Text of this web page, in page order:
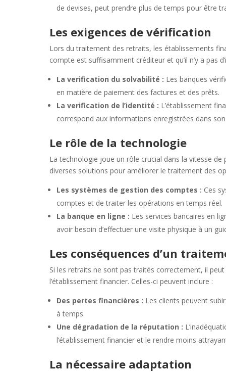
de devises, peut prendre plus de temps pour être
Les exigences de vérification
Lors du traitement des retraits, les établissements
compte est suffisamment créditeur et qu’il n’y a pas
La verification du solvabilité : Les banques
en matière de paiement des factures et des prêts.
La verification de l’identité : L’établissement
correspond aux informations enregistrées dans
Le rôle de la technologie
La technologie joue un rôle crucial dans la vitesse
diverses solutions pour améliorer le traitement des
Les systèmes de gestion des comptes : Ces
comptes et de traiter les opérations en temps réel.
La banque en ligne : Les services bancaires en
avoir besoin d’effectuer une visite physique à un
Les conséquences d’un
Si les retraits ne sont pas traités correctement, il
l’établissement financier. Celles-ci peuvent inclure :
Des pertes financières : Les clients peuvent
à temps.
Une dégradation de la réputation :
l’établissement financier et le rendre moins
La nécessaire adaptation